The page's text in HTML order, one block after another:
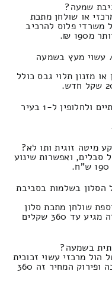
שמעה?
או שולחן מתכת
משרדי פלוס להרכיב
עשוי מעץ בשמעה
מזנון תלוי גבס כולל
מה עלות העברה של מיטת עץ עבור שתיים ולחלופין ל-1 בעיר
מיטה זוגית ותו לא?
סבלים, ואפשרות שינוע
הסלון בשלמות בסביבת
שולחן מתכת סלון
פלוס להרכיב ולפרק העלות זהו 620 וזה מגיע עד 360 שקלים
בשמעה?
הול מרכזי עשוי זכוכית
או עצים או גבס באינטגרציה של הרכבה ופירוק המחיר זה 360